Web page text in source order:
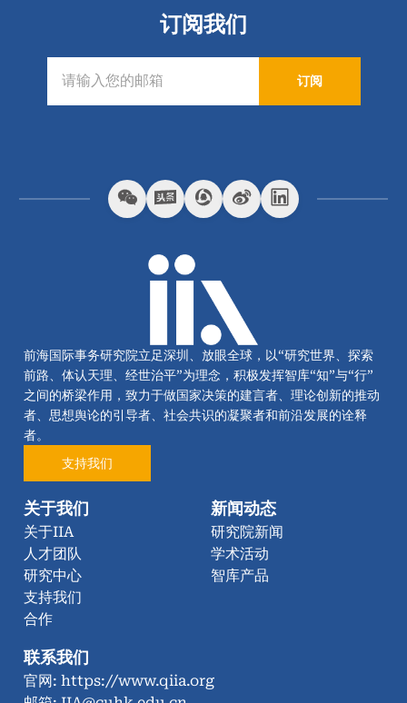
订阅我们
订阅
前海国际事务研究院立足深圳、放眼全球，以“研究世界、探索
前路、体认天理、经世治平”为理念，积极发挥智库“知”与“行”
之间的桥梁作用，致力于做国家决策的建言者、理论创新的推动
者、思想舆论的引导者、社会共识的凝聚者和前沿发展的诠释
者。
支持我们
关于我们
关于IIA
人才团队
研究中心
支持我们
合作
新闻动态
研究院新闻
学术活动
智库产品
联系我们
官网: https://www.qiia.org